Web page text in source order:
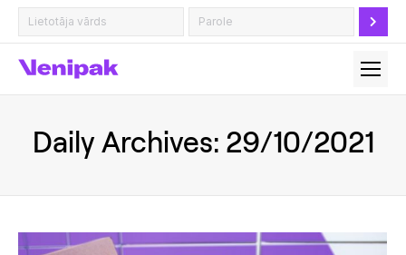
Daily Archives: 29/10/2021